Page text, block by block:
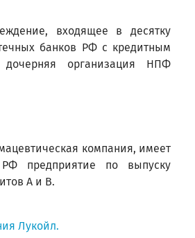
входящее в десятку
банков РФ с кредитным
дочерняя организация НПФ
компания, имеет
предприятие по выпуску
А и В.
Лукойл.